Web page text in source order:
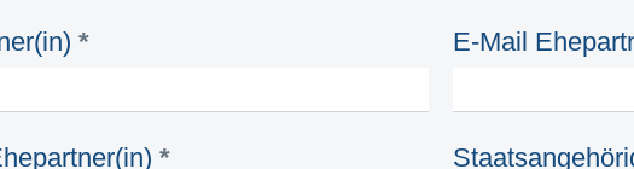
* E-Mail
*